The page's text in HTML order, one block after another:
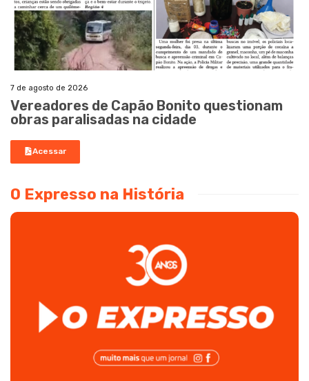
7 de agosto de 2026
Vereadores de Capão Bonito questionam
obras paralisadas na cidade
Acessar
O Expresso na História